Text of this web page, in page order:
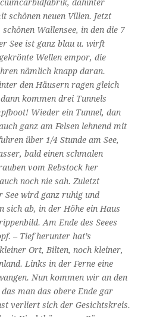
dahinter
schönen neuen Villen. Jetzt
Wallensee, in den die 7
See ist ganz blau u. wirft
Wellen empor, die
nämlich knapp daran.
den Häusern ragen gleich
kommen drei Tunnels
Wieder ein Tunnel, dan
ganz am Felsen lehnend mit
über 1/4 Stunde am See,
bald einen schmalen
vom Rebstock her
noch nie sah. Zuletzt
See wird ganz ruhig und
sich ab, in der Höhe ein Haus
Am Ende des Seees
– Tief herunter hat’s
Ort, Bilten, noch kleiner,
Links in der Ferne eine
Nun kommen wir an den
man das obere Ende gar
verliert sich der Gesichtskreis.